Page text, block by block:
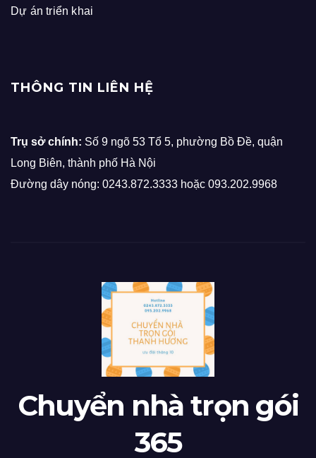
Dự án triển khai
THÔNG TIN LIÊN HỆ
Trụ sở chính: Số 9 ngõ 53 Tổ 5, phường Bồ Đề, quận
Long Biên, thành phố Hà Nội
Đường dây nóng: 0243.872.3333 hoặc 093.202.9968
Chuyển nhà trọn gói
365